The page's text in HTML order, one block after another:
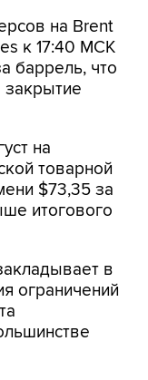
на Brent
к 17:40 МСК
баррель, что
на
товарной
$73,35 за
итогового
в
ограничений